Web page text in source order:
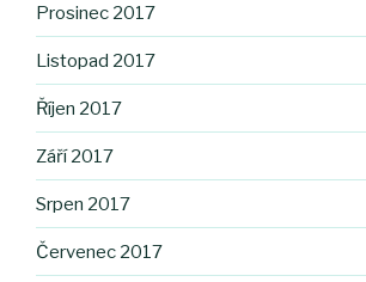
Prosinec 2017
Listopad 2017
Říjen 2017
Září 2017
Srpen 2017
Červenec 2017